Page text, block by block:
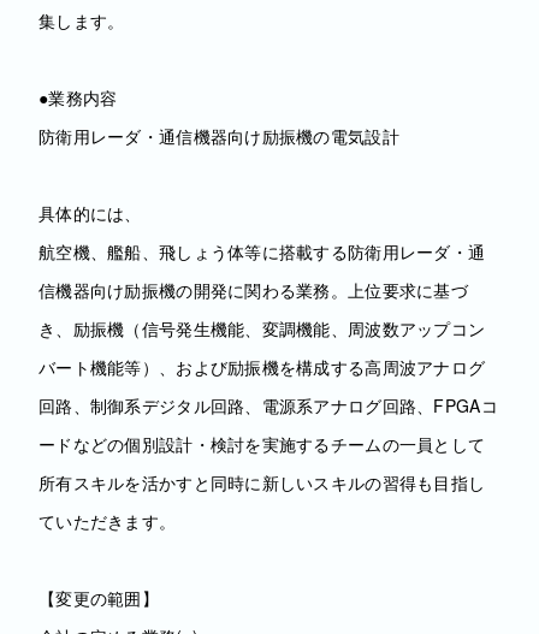
集します。
●業務内容
防衛用レーダ・通信機器向け励振機の電気設計
具体的には、
航空機、艦船、飛しょう体等に搭載する防衛用レーダ・通
信機器向け励振機の開発に関わる業務。上位要求に基づ
き、励振機（信号発生機能、変調機能、周波数アップコン
バート機能等）、および励振機を構成する高周波アナログ
回路、制御系デジタル回路、電源系アナログ回路、FPGAコ
ードなどの個別設計・検討を実施するチームの一員として
所有スキルを活かすと同時に新しいスキルの習得も目指し
ていただきます。
【変更の範囲】